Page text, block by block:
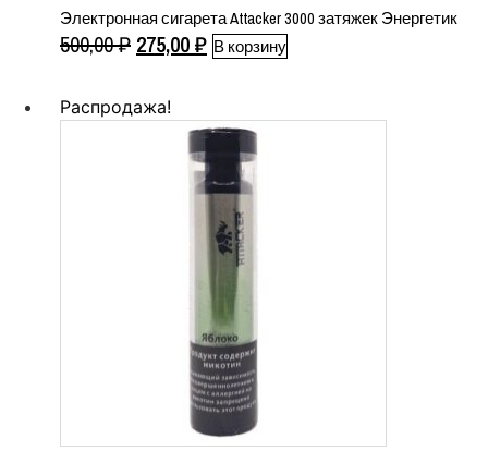
Электронная сигарета Attacker 3000 затяжек Энергетик
500,00₽ Первоначальная
составляла
500,00 ₽.
275,00₽Текущая
В корзину
Распродажа!